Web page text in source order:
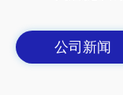
公司新闻